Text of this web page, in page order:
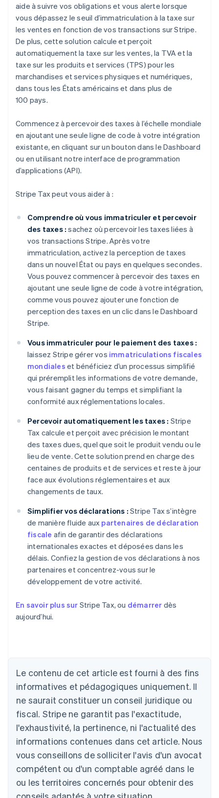
aide à suivre vos obligations et vous alerte lorsque
vous dépassez le seuil d’immatriculation à la taxe sur
les ventes en fonction de vos transactions sur Stripe.
De plus, cette solution calcule et perçoit
automatiquement la taxe sur les ventes, la TVA et la
taxe sur les produits et services (TPS) pour les
marchandises et services physiques et numériques,
dans tous les États américains et dans plus de
100 pays.
Commencez à percevoir des taxes à l’échelle mondiale
en ajoutant une seule ligne de code à votre intégration
existante, en cliquant sur un bouton dans le Dashboard
ou en utilisant notre interface de programmation
d’applications (API).
Stripe Tax peut vous aider à :
Comprendre où vous immatriculer et percevoir
des taxes : sachez où percevoir les taxes liées à
vos transactions Stripe. Après votre
immatriculation, activez la perception de taxes
dans un nouvel État ou pays en quelques secondes.
Vous pouvez commencer à percevoir des taxes en
ajoutant une seule ligne de code à votre intégration,
comme vous pouvez ajouter une fonction de
perception des taxes en un clic dans le Dashboard
Stripe.
Vous immatriculer pour le paiement des taxes :
laissez Stripe gérer vos immatriculations fiscales
mondiales et bénéficiez d’un processus simplifié
qui préremplit les informations de votre demande,
vous faisant gagner du temps et simplifiant la
conformité aux réglementations locales.
Percevoir automatiquement les taxes : Stripe
Tax calcule et perçoit avec précision le montant
des taxes dues, quel que soit le produit vendu ou le
lieu de vente. Cette solution prend en charge des
centaines de produits et de services et reste à jour
face aux évolutions réglementaires et aux
changements de taux.
Simplifier vos déclarations : Stripe Tax s’intègre
de manière fluide aux partenaires de déclaration
fiscale afin de garantir des déclarations
internationales exactes et déposées dans les
délais. Confiez la gestion de vos déclarations à nos
partenaires et concentrez-vous sur le
développement de votre activité.
En savoir plus sur Stripe Tax, ou démarrer dès
aujourd’hui.
Le contenu de cet article est fourni à des fins
informatives et pédagogiques uniquement. Il
ne saurait constituer un conseil juridique ou
fiscal. Stripe ne garantit pas l'exactitude,
l'exhaustivité, la pertinence, ni l'actualité des
informations contenues dans cet article. Nous
vous conseillons de solliciter l'avis d'un avocat
compétent ou d'un comptable agréé dans le
ou les territoires concernés pour obtenir des
Allemagne
Deutsch English
Australie
English
DeutschEnglish
Belgique
Nederlands Français English
Brésil
PortuguêsEnglish
Bulgarie